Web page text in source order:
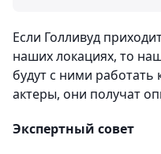
Если Голливуд
наших локациях, то
будут с ними работать
актеры, они получат
Экспертный совет